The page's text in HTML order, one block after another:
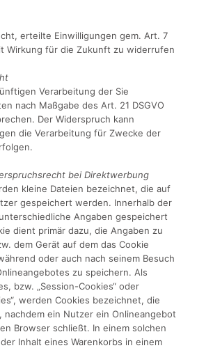
erteilte Einwilligungen gem. Art. 7
Wirkung für die Zukunft zu widerrufen
Verarbeitung der Sie
nach Maßgabe des Art. 21 DSGVO
Der Widerspruch kann
die Verarbeitung für Zwecke der
bei Direktwerbung
kleine Dateien bezeichnet, die auf
gespeichert werden. Innerhalb der
Angaben gespeichert
dient primär dazu, die Angaben zu
dem Gerät auf dem das Cookie
oder auch nach seinem Besuch
zu speichern. Als
bzw. „Session-Cookies“ oder
werden Cookies bezeichnet, die
ein Nutzer ein Onlineangebot
Browser schließt. In einem solchen
Inhalt eines Warenkorbs in einem